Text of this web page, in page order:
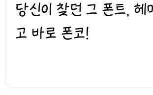
당신이 찾던 그 폰트, 헤
고 바로 폰코!